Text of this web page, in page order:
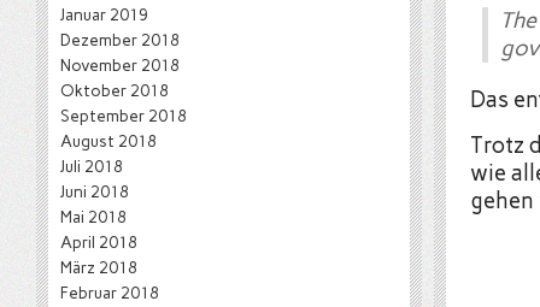
Das
Trotz
wie
Januar 2019
Dezember 2018
November 2018
Oktober 2018
September 2018
August 2018
Juli 2018
Juni 2018
Mai 2018
April 2018
März 2018
Februar 2018